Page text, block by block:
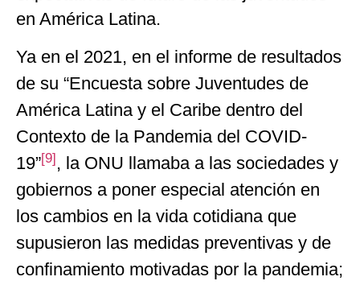
en América Latina.
Ya en el 2021, en el informe de resultados
de su “Encuesta sobre Juventudes de
América Latina y el Caribe dentro del
Contexto de la Pandemia del COVID-
19”[9], la ONU llamaba a las sociedades y
gobiernos a poner especial atención en
los cambios en la vida cotidiana que
supusieron las medidas preventivas y de
confinamiento motivadas por la pandemia;